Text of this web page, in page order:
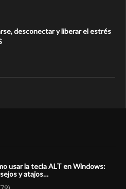
desconectar y liberar el estrés
usar la tecla ALT en Windows:
y atajos…